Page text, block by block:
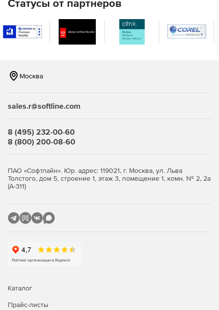
Статусы от партнеров
Москва
sales.r@softline.com
8 (495) 232-00-60
8 (800) 200-08-60
ПАО «Софтлайн». Юр. адрес: 119021, г. Москва, ул. Льва
Толстого, дом 5, строение 1, этаж 3, помещение 1, комн. № 2, 2а
(А-311)
Каталог
Прайс-листы